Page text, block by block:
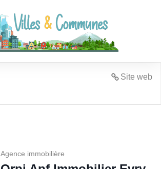
Site web
Agence immobilière